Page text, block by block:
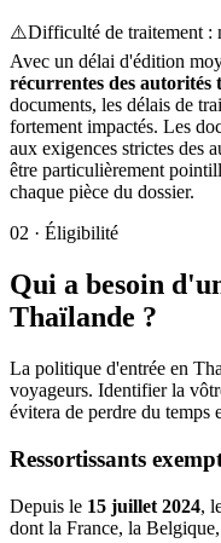
⚠️Difficulté de traitement :
Avec un délai d'édition
récurrentes des autorités
documents, les délais de
fortement impactés. Les
aux exigences strictes des
être particulièrement
chaque pièce du dossier.
02 · Éligibilité
Qui a besoin
Thaïlande ?
La politique d'entrée en
voyageurs. Identifier la
évitera de perdre du temps
Ressortissants
Depuis le 15 juillet 2024,
dont la France, la